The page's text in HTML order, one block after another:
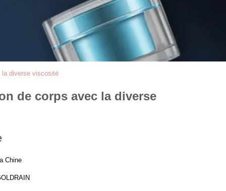
la diverse viscosité
de corps avec la diverse
Chine